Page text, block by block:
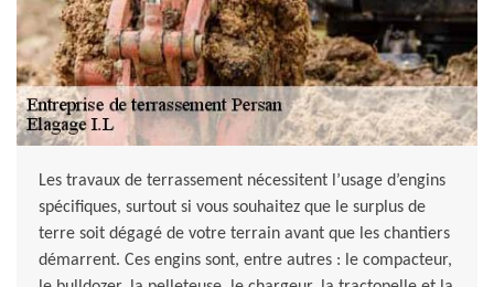
Les travaux de terrassement nécessitent l’usage d’engins
spécifiques, surtout si vous souhaitez que le surplus de
terre soit dégagé de votre terrain avant que les chantiers
démarrent. Ces engins sont, entre autres : le compacteur,